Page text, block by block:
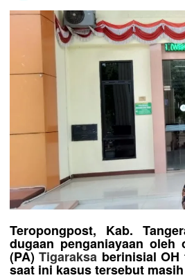
Teropongpost, Kab.
dugaan penganiayaan oleh
(PA)Tigaraksa berinisial
saat ini kasus tersebut